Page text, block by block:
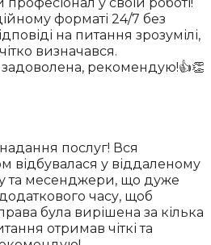
у своїй роботі!
форматі 24/7 без
на питання зрозумілі,
визначався.
рекомендую!👍👏
послуг! Вся
відбувалася у віддаленому
та месенджери, що дуже
часу, щоб
була вирішена за кілька
отримав чіткі та